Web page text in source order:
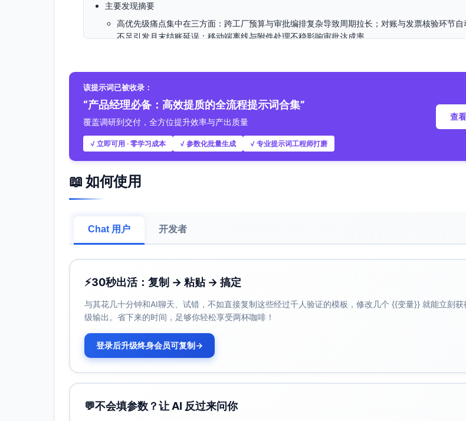
主要发现摘要
高优先级痛点集中在三方面：跨工厂预算与审批编排复杂导致周期拉长；对账与发票核验环节自
不足引发月末结账延误；移动端离线与附件处理不稳影响审批达成率。
留痕、数据主数据质量控制。
二、核心痛点识别 2.1 功能性痛点
跨工厂合并请购与预算校验
问题：预算维度（公司/工厂/成本中心/项目）映射不一致；预算同步延迟导致“误判已超/未超”；
请购后预算占用回写粒度不清（整单/行级/跨工厂分摊）。
影响群体：采购经理、财务BP、IT管理员。
发生场景：集中采购批次创建、紧急合并请购、月中预算调整后。
问题：条件路由难以覆盖“金额+品类+来源工厂+预算状态”的组合；代理/转签/跳级策略缺乏合规
移动端离线审批
问题：弱网/离线情况下表单与附件不可读或回传失败；审批单据依赖ERP实时字段（预算余额
商黑名单）无法本地校验。
影响群体：移动办公审批人、采购经理。
场景：出差/工厂车间/仓库弱网。
问题：证照到期提醒与冻结策略不一致；多公司/多工厂下供应商状态不同步；第三方合规库（
影响群体：供应商管理、合规、IT。
该提示词已被收录：
“产品经理必备：高效提质的全流程提示词合集”
覆盖调研到交付，全方位提升效率与产出质量
√ 立即可用 · 零学习成本 √ 参数化批量生成 √ 专业提示词工程师打磨
查
📖 如何使用
Chat 用户 开发者
⚡30秒出活：复制 → 粘贴 → 搞定
与其花几十分钟和AI聊天、试错，不如直接复制这些经过千人验证的模板，修改几个 {{变量}} 就能立刻获
级输出。省下来的时间，足够你轻松享受两杯咖啡！
登录后升级终身会员可复制→
💬不会填参数？让 AI 反过来问你